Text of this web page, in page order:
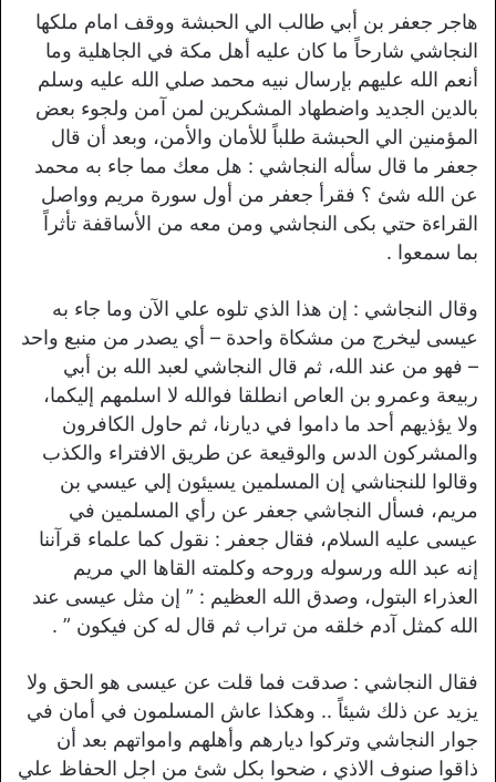
هاجر جعفر بن أبي طالب الي الحبشة ووقف امام ملكها
النجاشي شارحاً ما كان عليه أهل مكة في الجاهلية وما
أنعم الله عليهم بإرسال نبيه محمد صلي الله عليه وسلم
بالدين الجديد واضطهاد المشكرين لمن آمن ولجوء بعض
المؤمنين الي الحبشة طلباً للأمان والأمن، وبعد أن قال
جعفر ما قال سأله النجاشي : هل معك مما جاء به محمد
عن الله شئ ؟ فقرأ جعفر من أول سورة مريم وواصل
القراءة حتي بكى النجاشي ومن معه من الأساقفة تأثراً
بما سمعوا .
وقال النجاشي : إن هذا الذي تلوه علي الآن وما جاء به
عيسى ليخرج من مشكاة واحدة – أي يصدر من منبع واحد
– فهو من عند الله، ثم قال النجاشي لعبد الله بن أبي
ربيعة وعمرو بن العاص انطلقا فوالله لا اسلمهم إليكما،
ولا يؤذيهم أحد ما داموا في ديارنا، ثم حاول الكافرون
والمشركون الدس والوقيعة عن طريق الافتراء والكذب
وقالوا للنجناشي إن المسلمين يسيئون إلي عيسي بن
مريم، فسأل النجاشي جعفر عن رأي المسلمين في
عيسى عليه السلام، فقال جعفر : نقول كما علماء قرآننا
إنه عبد الله ورسوله وروحه وكلمته القاها الي مريم
العذراء البتول، وصدق الله العظيم : ” إن مثل عيسى عند
الله كمثل آدم خلقه من تراب ثم قال له كن فيكون ” .
فقال النجاشي : صدقت فما قلت عن عيسى هو الحق ولا
يزيد عن ذلك شيئاً .. وهكذا عاش المسلمون في أمان في
جوار النجاشي وتركوا ديارهم وأهلهم وامواتهم بعد أن
ذاقوا صنوف الاذي ، ضحوا بكل شئ من اجل الحفاظ علي